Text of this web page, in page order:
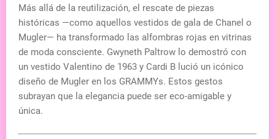
Más allá de la reutilización, el rescate de piezas
históricas —como aquellos vestidos de gala de Chanel o
Mugler— ha transformado las alfombras rojas en vitrinas
de moda consciente. Gwyneth Paltrow lo demostró con
un vestido Valentino de 1963 y Cardi B lució un icónico
diseño de Mugler en los GRAMMYs. Estos gestos
subrayan que la elegancia puede ser eco-amigable y
única.